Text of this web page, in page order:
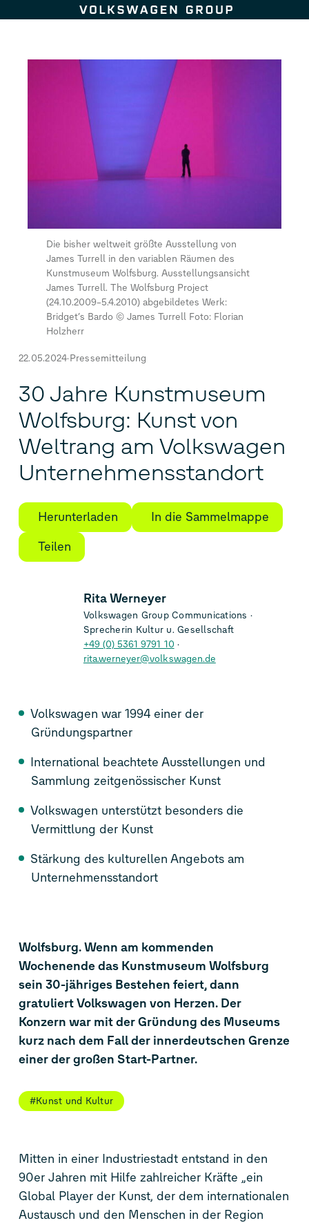
Zum Seiteninhalt springen
22.05.2024 Pressemitteilung
30 Jahre Kunstmuseum
Wolfsburg: Kunst von
Weltrang am Volkswagen
Unternehmensstandort
Herunterladen
In die Sammelmappe
Teilen
Rita Werneyer
Volkswagen Group Communications
Sprecherin Kultur u. Gesellschaft
+49 (0) 5361 9791 10
rita.werneyer@volkswagen.de
Die bisher weltweit größte Ausstellung von
James Turrell in den variablen Räumen des
Kunstmuseum Wolfsburg. Ausstellungsansicht
James Turrell. The Wolfsburg Project
(24.10.2009–5.4.2010) abgebildetes Werk:
Bridget‘s Bardo © James Turrell Foto: Florian
Holzherr
Volkswagen war 1994 einer der
Gründungspartner
International beachtete Ausstellungen und
Sammlung zeitgenössischer Kunst
Volkswagen unterstützt besonders die
Vermittlung der Kunst
Stärkung des kulturellen Angebots am
Unternehmensstandort
Wolfsburg. Wenn am kommenden
Wochenende das Kunstmuseum Wolfsburg
sein 30-jähriges Bestehen feiert, dann
gratuliert Volkswagen von Herzen. Der
Konzern war mit der Gründung des Museums
kurz nach dem Fall der innerdeutschen Grenze
einer der großen Start-Partner.
#Kunst und Kultur
Mitten in einer Industriestadt entstand in den
90er Jahren mit Hilfe zahlreicher Kräfte „ein
Global Player der Kunst, der dem internationalen
Austausch und den Menschen in der Region